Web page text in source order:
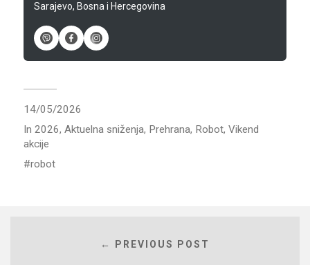
Sarajevo, Bosna i Hercegovina
14/05/2026
In 2026, Aktuelna sniženja, Prehrana, Robot, Vikend
akcije
robot
← PREVIOUS POST